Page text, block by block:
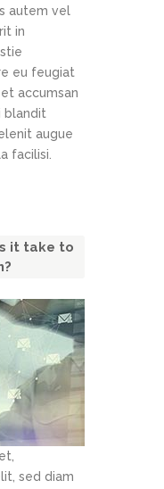
autem vel
in
eu feugiat
accumsan
blandit
augue
facilisi.
it take to
sed diam